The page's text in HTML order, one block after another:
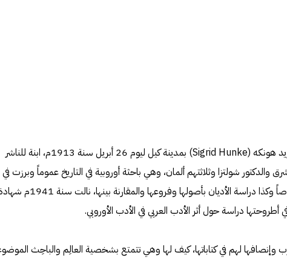
وُلدت المستشرقة الألمانية زيغريد هونكه (Sigrid Hunke) بمدينة كيل ليوم 26 أبريل سنة 1913م، ابنة للناشر
شولتزا وثلاثتهم ألمان، وهي باحثة أوروبية في التاريخ عموماً وبرزت في
دراسة الحضارة الإسلامية خصوصاً وكذا دراسة الأديان بأصولها وفروعها والمقارنة بينها، نالت
أطروحتها دراسة حول أثر الأدب العربي في الأدب الأوروبي.
وإنصافها لهم في كتاباتها، كيف لها وهي تتمتع بشخصية العالِم والباحِث